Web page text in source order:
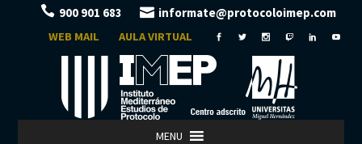
900 901 683 informate@protocoloimep.com
WEB MAIL AULA VIRTUAL
MENU